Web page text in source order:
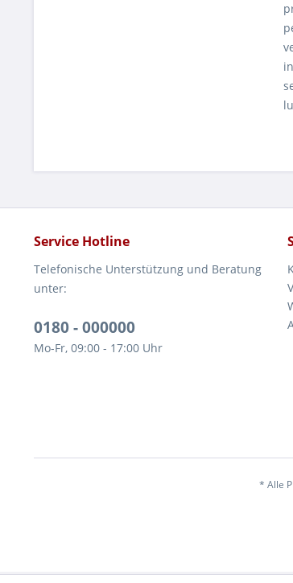
Service Hotline
Telefonische Unterstützung und Beratung
unter:
0180 - 000000
Mo-Fr, 09:00 - 17:00 Uhr
* Alle